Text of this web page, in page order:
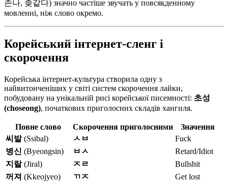
존나, 좆같다) значно частіше звучать у повсякденному
мовленні, ніж слово окремо.
Корейський інтернет-сленг і
скорочення
Корейська інтернет-культура створила одну з
найвитонченіших у світі систем скорочення лайки,
побудовану на унікальній рисі корейської писемності: 초성
(choseong), початкових приголосних складів хангиля.
Повне слово Скорочення приголосними
Значення
씨발(Ssibal) ㅅㅂ
Fuck
병신 (Byeongsin) ㅂㅅ
Retard/Idiot
지랄(Jiral) ㅈㄹ
Bullshit
꺼져 (Kkeojyeo) ㄲㅈ
Get lost